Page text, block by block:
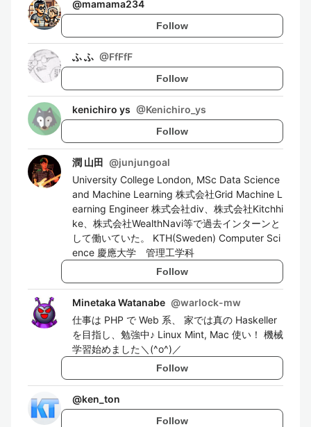
@mamama234
Follow
ふ ふ @FfFfF
Follow
kenichiro ys @Kenichiro_ys
Follow
潤 山田 @junjungoal
University College London, MSc Data Science
and Machine Learning 株式会社Grid Machine L
earning Engineer 株式会社div、株式会社Kitchhi
ke、株式会社WealthNavi等で過去インターンと
して働いていた。 KTH(Sweden) Computer Sci
ence 慶應大学 管理工学科
Follow
Minetaka Watanabe @warlock-mw
仕事は PHP で Web 系、 家では真の Haskeller
を目指し、勉強中♪ Linux Mint, Mac 使い！ 機械
学習始めました＼(^o^)／
Follow
@ken_ton
Follow